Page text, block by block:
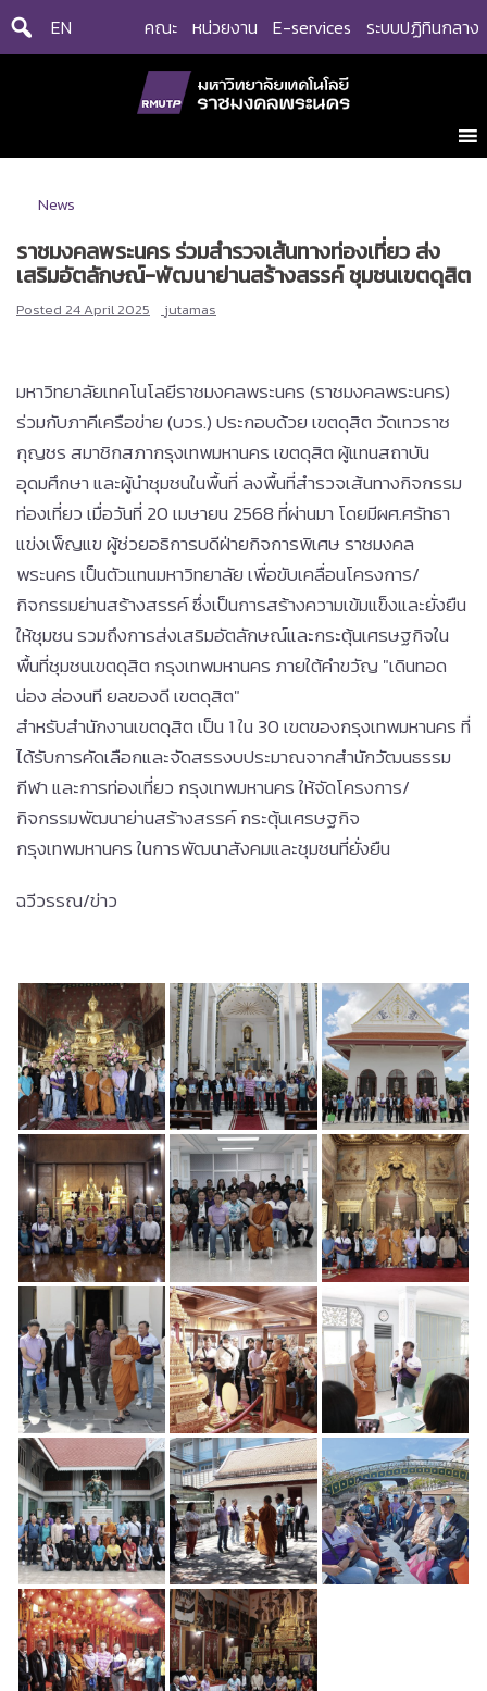
Skip
EN คณะ หน่วยงาน E-services ระบบปฏิทินกลาง
News
ราชมงคลพระนคร ร่วมสำรวจเส้นทางท่องเที่ยว ส่ง
เสริมอัตลักษณ์-พัฒนาย่านสร้างสรรค์ ชุมชนเขตดุสิต
Posted 24 April 2025 jutamas
มหาวิทยาลัยเทคโนโลยีราชมงคลพระนคร (ราชมงคลพระนคร)
ร่วมกับภาคีเครือข่าย (บวร.) ประกอบด้วย เขตดุสิต วัดเทวราช
กุญชร สมาชิกสภากรุงเทพมหานคร เขตดุสิต ผู้แทนสถาบัน
อุดมศึกษา และผู้นำชุมชนในพื้นที่ ลงพื้นที่สำรวจเส้นทางกิจกรรม
ท่องเที่ยว เมื่อวันที่ 20 เมษายน 2568 ที่ผ่านมา โดยมีผศ.ศรัทธา
แข่งเพ็ญแข ผู้ช่วยอธิการบดีฝ่ายกิจการพิเศษ ราชมงคล
พระนคร เป็นตัวแทนมหาวิทยาลัย เพื่อขับเคลื่อนโครงการ/
กิจกรรมย่านสร้างสรรค์ ซึ่งเป็นการสร้างความเข้มแข็งและยั่งยืน
ให้ชุมชน รวมถึงการส่งเสริมอัตลักษณ์และกระตุ้นเศรษฐกิจใน
พื้นที่ชุมชนเขตดุสิต กรุงเทพมหานคร ภายใต้คำขวัญ "เดินทอด
น่อง ล่องนที ยลของดี เขตดุสิต"
สำหรับสำนักงานเขตดุสิต เป็น 1 ใน 30 เขตของกรุงเทพมหานคร ที่
ได้รับการคัดเลือกและจัดสรรงบประมาณจากสำนักวัฒนธรรม
กีฬา และการท่องเที่ยว กรุงเทพมหานคร ให้จัดโครงการ/
กิจกรรมพัฒนาย่านสร้างสรรค์ กระตุ้นเศรษฐกิจ
กรุงเทพมหานคร ในการพัฒนาสังคมและชุมชนที่ยั่งยืน
ฉวีวรรณ/ข่าว